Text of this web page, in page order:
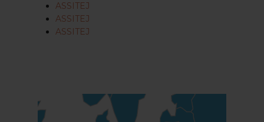
ASSITEJ
ASSITEJ
ASSITEJ